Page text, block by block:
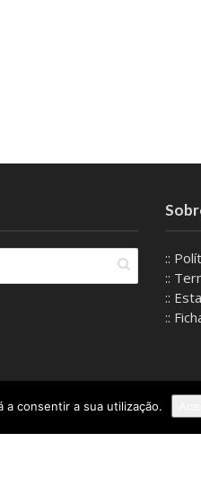
::
::
::
::
consentir a sua utilização.